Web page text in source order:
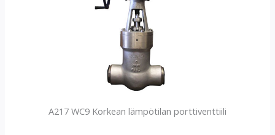
A217 WC9 Korkean lämpötilan porttiventtiili